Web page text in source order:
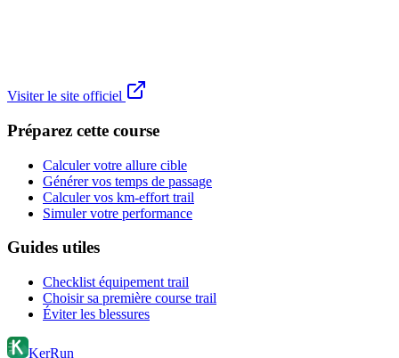
Visiter le site officiel
Préparez cette course
Calculer votre allure cible
Générer vos temps de passage
Calculer vos km-effort trail
Simuler votre performance
Guides utiles
Checklist équipement trail
Choisir sa première course trail
Éviter les blessures
KerRun